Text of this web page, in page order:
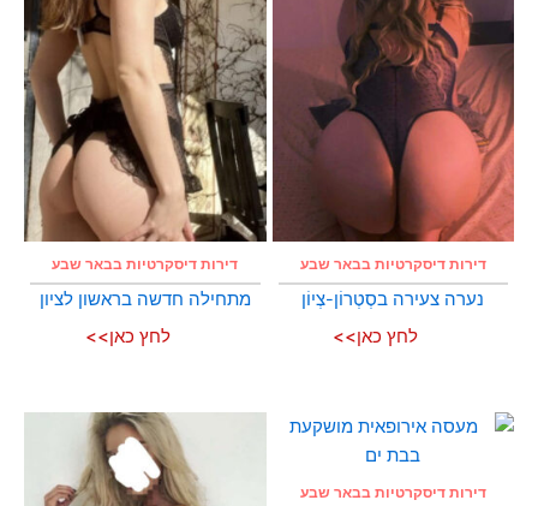
דירות דיסקרטיות בבאר שבע
נערה צעירה בסְטְרוֹן-צְיוֹן
לחץ כאן>>
דירות דיסקרטיות בבאר שבע
מתחילה חדשה בראשון לציון
לחץ כאן>>
דירות דיסקרטיות בבאר שבע